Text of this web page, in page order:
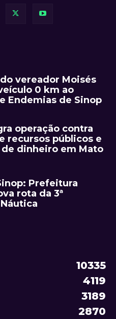
vereador Moisés
0 km ao
Endemias de Sinop
operação contra
recursos públicos e
de dinheiro em Mato
Prefeitura
rota da 3ª
10335
4119
3189
2870